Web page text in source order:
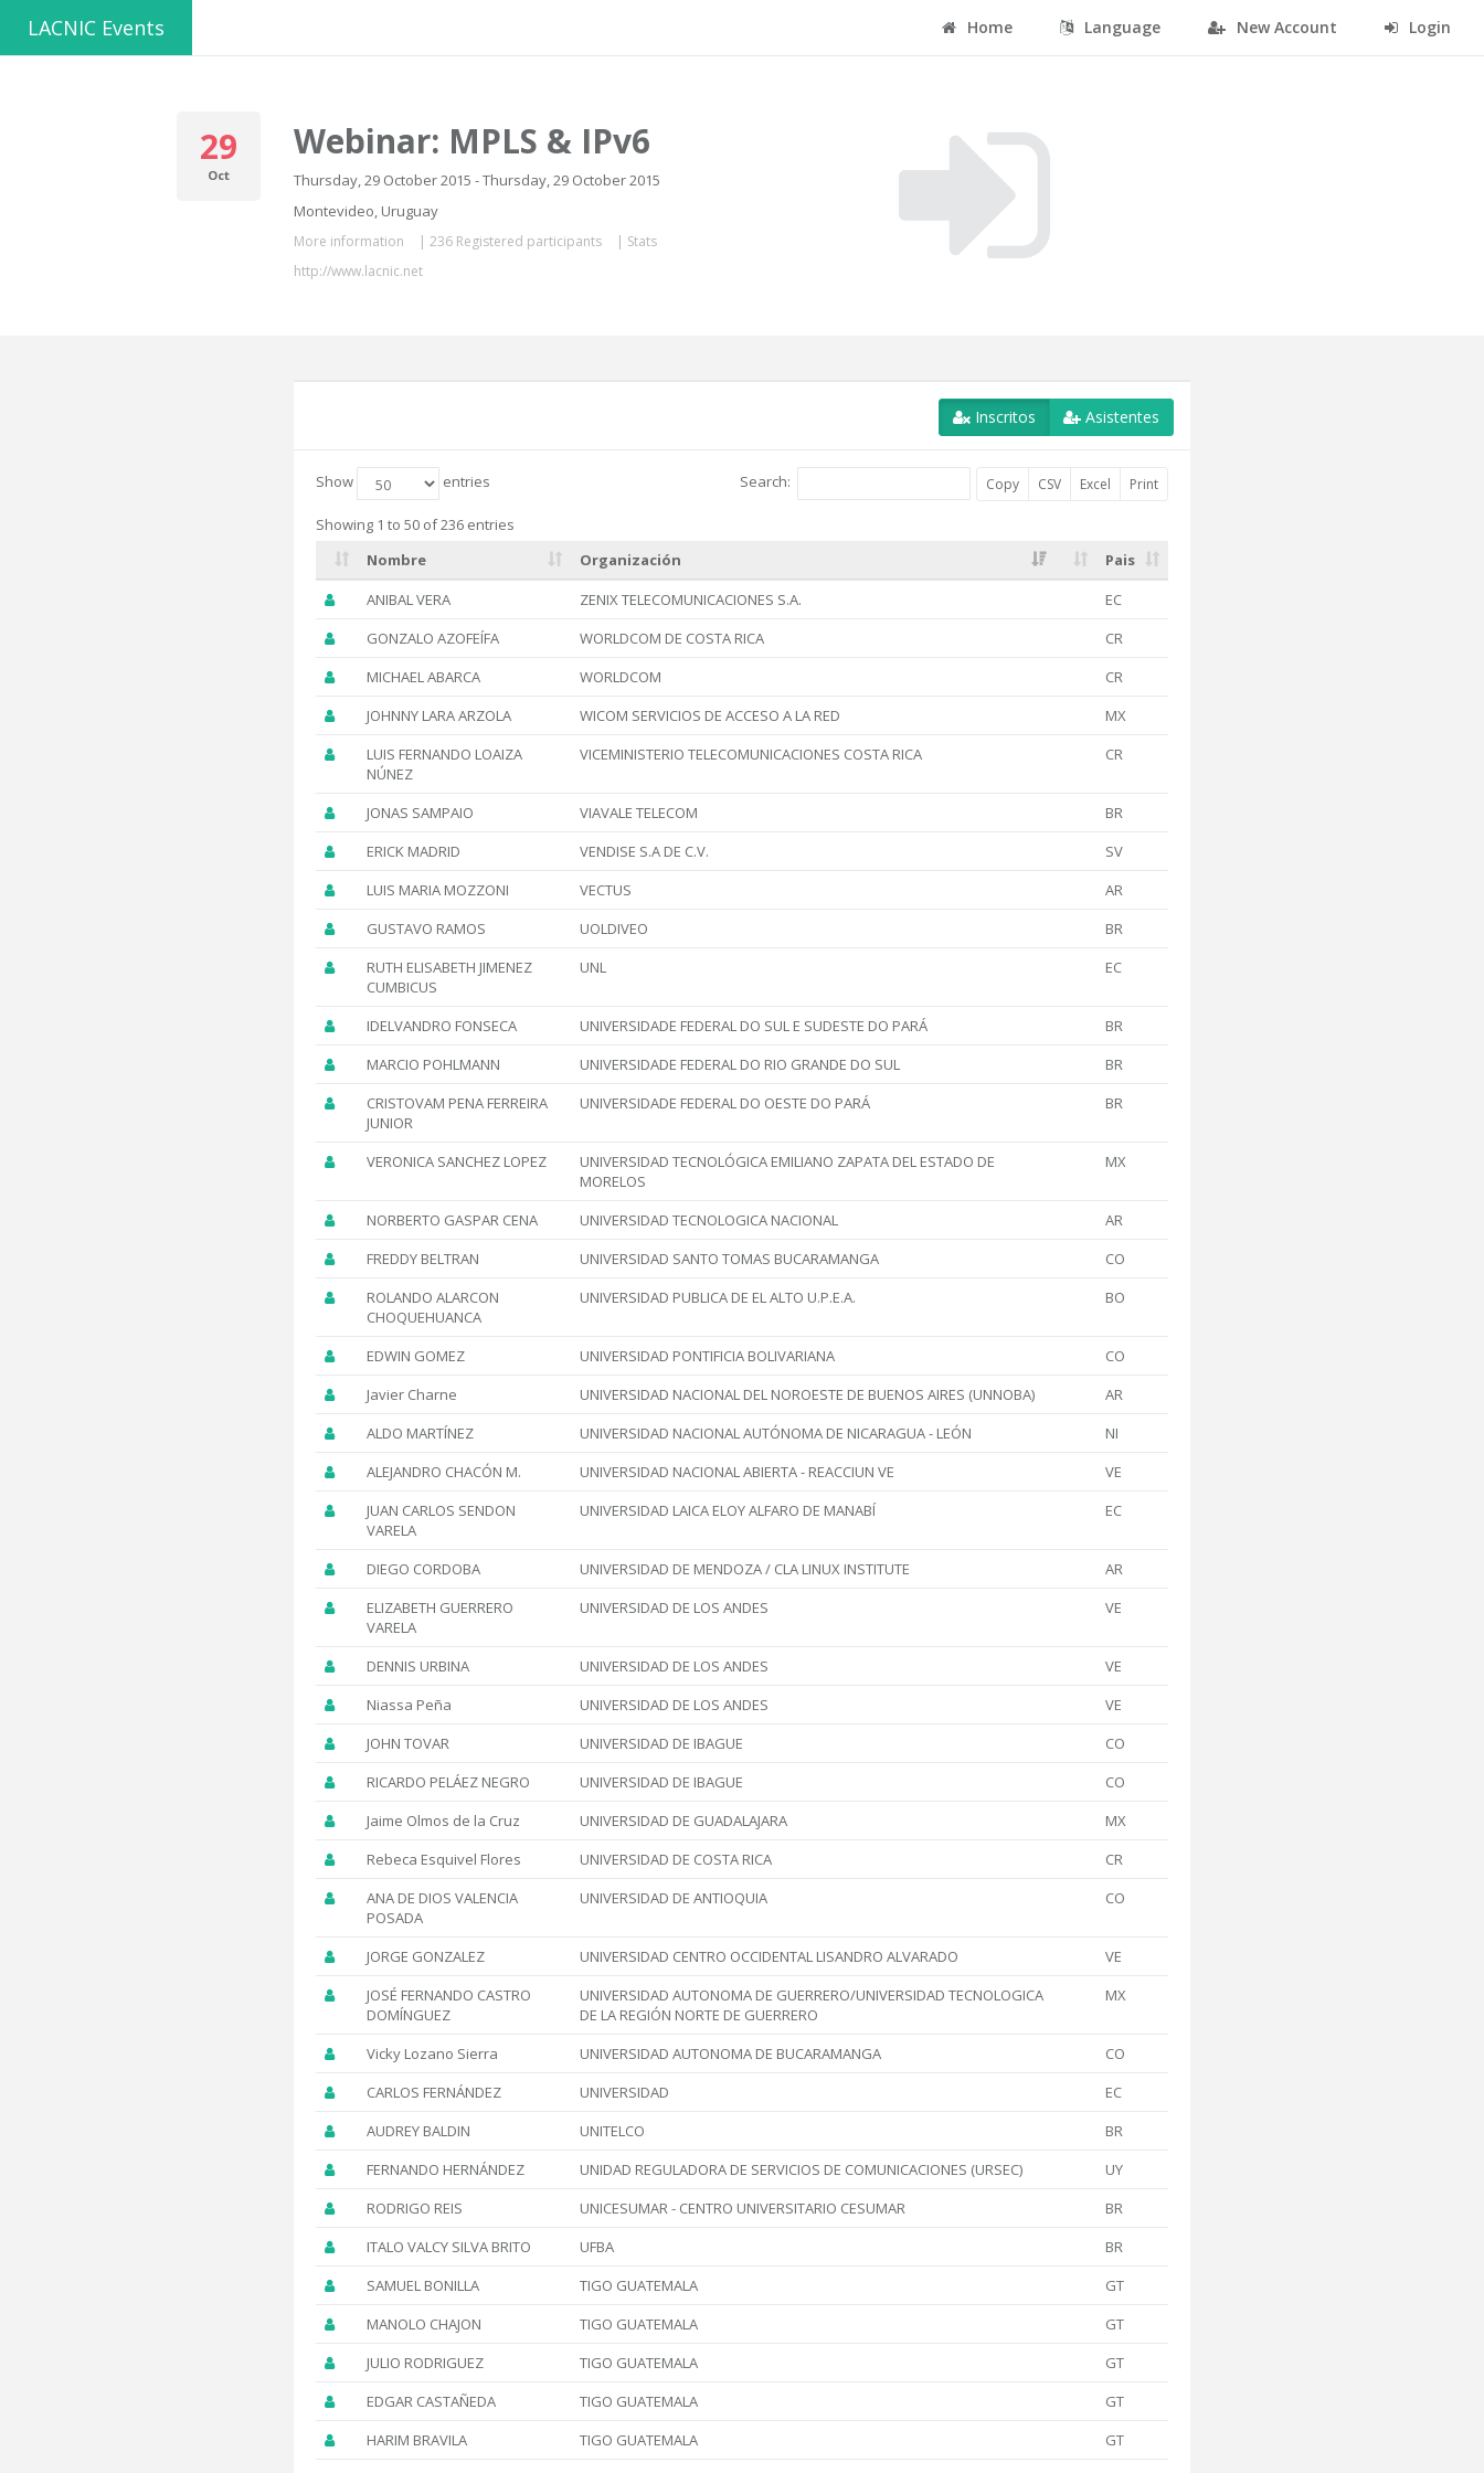
LACNIC Events Home Language New Account Login
29
Oct
Webinar: MPLS & IPv6
Thursday, 29 October 2015 - Thursday, 29 October 2015
Montevideo, Uruguay
More information | 236 Registered participants | Stats
http://www.lacnic.net
Inscritos Asistentes
Copy CSV Excel Print
Show entries Search:
Showing 1 to 50 of 236 entries
Nombre
Organización
Pais
ANIBAL VERA
ZENIX TELECOMUNICACIONES S.A.
EC
GONZALO AZOFEÍFA
WORLDCOM DE COSTA RICA
CR
MICHAEL ABARCA
WORLDCOM
CR
JOHNNY LARA ARZOLA
WICOM SERVICIOS DE ACCESO A LA RED
MX
LUIS FERNANDO LOAIZA
NÚNEZ
VICEMINISTERIO TELECOMUNICACIONES COSTA RICA CR
JONAS SAMPAIO VIAVALE TELECOM
BR
ERICK MADRID
VENDISE S.A DE C.V.
SV
LUIS MARIA MOZZONI
VECTUS
AR
GUSTAVO RAMOS
UOLDIVEO
BR
RUTH ELISABETH JIMENEZ
CUMBICUS
UNL EC
IDELVANDRO FONSECA UNIVERSIDADE FEDERAL DO SUL E SUDESTE DO PARÁ
BR
MARCIO POHLMANN
UNIVERSIDADE FEDERAL DO RIO GRANDE DO SUL
BR
CRISTOVAM PENA FERREIRA
JUNIOR
UNIVERSIDADE FEDERAL DO OESTE DO PARÁ BR
VERONICA SANCHEZ LOPEZ
UNIVERSIDAD TECNOLÓGICA EMILIANO ZAPATA DEL ESTADO DE
MORELOS
MX
NORBERTO GASPAR CENA UNIVERSIDAD TECNOLOGICA NACIONAL
AR
FREDDY BELTRAN
UNIVERSIDAD SANTO TOMAS BUCARAMANGA
CO
ROLANDO ALARCON
CHOQUEHUANCA
UNIVERSIDAD PUBLICA DE EL ALTO U.P.E.A. BO
EDWIN GOMEZ UNIVERSIDAD PONTIFICIA BOLIVARIANA
CO
Javier Charne
UNIVERSIDAD NACIONAL DEL NOROESTE DE BUENOS AIRES (UNNOBA)
AR
ALDO MARTÍNEZ
UNIVERSIDAD NACIONAL AUTÓNOMA DE NICARAGUA - LEÓN
NI
ALEJANDRO CHACÓN M.
UNIVERSIDAD NACIONAL ABIERTA - REACCIUN VE
VE
JUAN CARLOS SENDON
VARELA
UNIVERSIDAD LAICA ELOY ALFARO DE MANABÍ EC
DIEGO CORDOBA UNIVERSIDAD DE MENDOZA / CLA LINUX INSTITUTE
AR
ELIZABETH GUERRERO
VARELA
UNIVERSIDAD DE LOS ANDES VE
DENNIS URBINA UNIVERSIDAD DE LOS ANDES
VE
Niassa Peña
UNIVERSIDAD DE LOS ANDES
VE
JOHN TOVAR
UNIVERSIDAD DE IBAGUE
CO
RICARDO PELÁEZ NEGRO
UNIVERSIDAD DE IBAGUE
CO
Jaime Olmos de la Cruz
UNIVERSIDAD DE GUADALAJARA
MX
Rebeca Esquivel Flores
UNIVERSIDAD DE COSTA RICA
CR
ANA DE DIOS VALENCIA
POSADA
UNIVERSIDAD DE ANTIOQUIA CO
JORGE GONZALEZ UNIVERSIDAD CENTRO OCCIDENTAL LISANDRO ALVARADO
VE
JOSÉ FERNANDO CASTRO
DOMÍNGUEZ
UNIVERSIDAD AUTONOMA DE GUERRERO/UNIVERSIDAD TECNOLOGICA
DE LA REGIÓN NORTE DE GUERRERO
MX
Vicky Lozano Sierra UNIVERSIDAD AUTONOMA DE BUCARAMANGA
CO
CARLOS FERNÁNDEZ
UNIVERSIDAD
EC
AUDREY BALDIN
UNITELCO
BR
FERNANDO HERNÁNDEZ
UNIDAD REGULADORA DE SERVICIOS DE COMUNICACIONES (URSEC)
UY
RODRIGO REIS
UNICESUMAR - CENTRO UNIVERSITARIO CESUMAR
BR
ITALO VALCY SILVA BRITO
UFBA
BR
SAMUEL BONILLA
TIGO GUATEMALA
GT
MANOLO CHAJON
TIGO GUATEMALA
GT
JULIO RODRIGUEZ
TIGO GUATEMALA
GT
EDGAR CASTAÑEDA
TIGO GUATEMALA
GT
HARIM BRAVILA
TIGO GUATEMALA
GT